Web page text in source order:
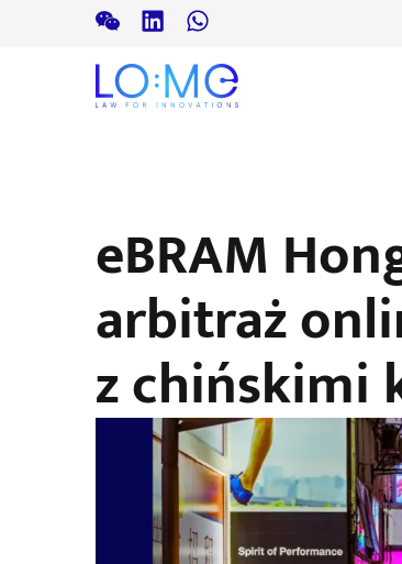
eBRAM
arbitraż
z chińskimi